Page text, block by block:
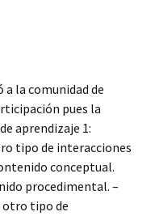
a la comunidad de
pues la
aprendizaje 1:
tipo de interacciones
conceptual.
procedimental. –
otro tipo de